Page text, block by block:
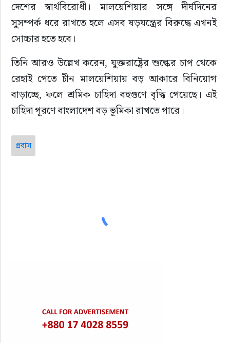
দেশের স্বার্থবিরোধী। মালয়েশিয়ার সঙ্গে দীর্ঘদিনের
সুসম্পর্ক ধরে রাখতে হলে এসব ষড়যন্ত্রের বিরুদ্ধে এখনই
সোচ্চার হতে হবে।
তিনি আরও উল্লেখ করেন, যুক্তরাষ্ট্রের শুল্কের চাপ থেকে
রেহাই পেতে চীন মালয়েশিয়ায় বড় আকারে বিনিয়োগ
বাড়াচ্ছে, ফলে শ্রমিক চাহিদা বহুগুণে বৃদ্ধি পেয়েছে। এই
চাহিদা পূরণে বাংলাদেশ বড় ভূমিকা রাখতে পারে।
প্রবাস